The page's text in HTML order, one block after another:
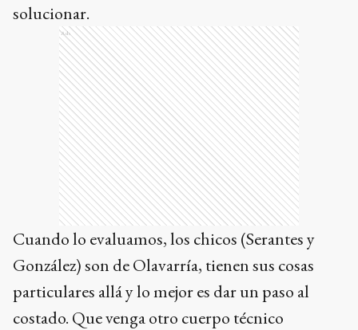
solucionar.
Ads
Cuando lo evaluamos, los chicos (Serantes y
González) son de Olavarría, tienen sus cosas
particulares allá y lo mejor es dar un paso al
costado. Que venga otro cuerpo técnico